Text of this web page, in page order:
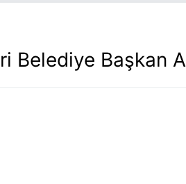
Belediye Başkan